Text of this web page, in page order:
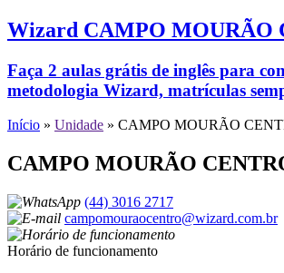
Wizard CAMPO MOURÃO
Faça 2 aulas grátis de inglês para
metodologia Wizard, matrículas
Início » Unidade » CAMPO MOURÃO
CAMPO MOURÃO
(44) 3016 2717
campomouraocentro@wizard.com.br
Horário de funcionamento